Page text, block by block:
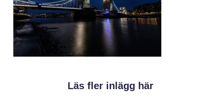
Läs fler inlägg här